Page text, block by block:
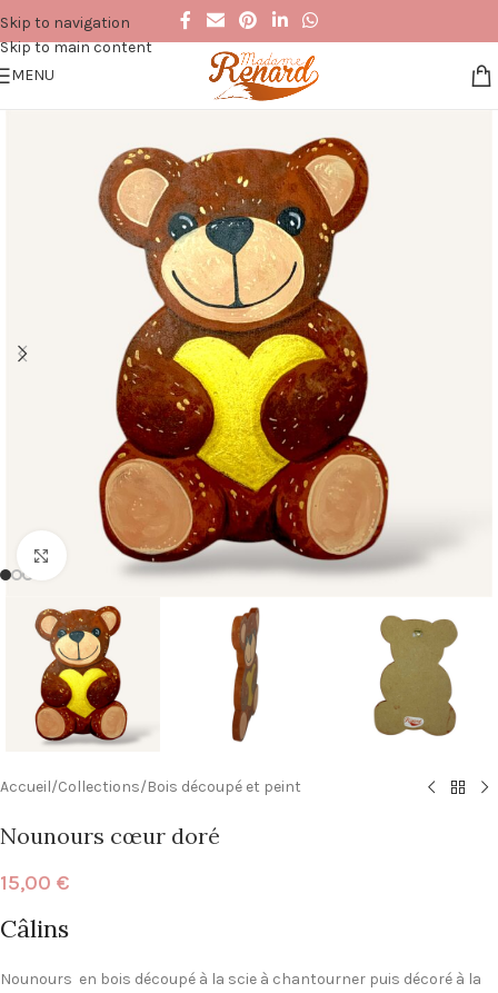
Skip to navigation
Skip to main content
MENU
Click to enlarge
Accueil/Collections/Bois découpé et peint
Nounours cœur doré
15,00 €
Câlins
Nounours en bois découpé à la scie à chantourner puis décoré à la